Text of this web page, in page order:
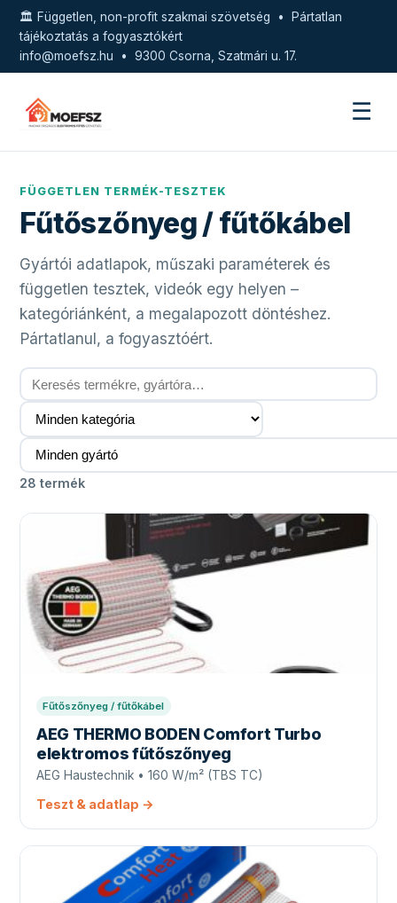
🏛️ Független, non-profit szakmai szövetség • Pártatlan
tájékoztatás a fogyasztókért
info@moefsz.hu • 9300 Csorna, Szatmári u. 17.
☰
FÜGGETLEN TERMÉK-TESZTEK
Fűtőszőnyeg / fűtőkábel
Gyártói adatlapok, műszaki paraméterek és
független tesztek, videók egy helyen –
kategóriánként, a megalapozott döntéshez.
Pártatlanul, a fogyasztóért.
28 termék
Fűtőszőnyeg / fűtőkábel
AEG THERMO BODEN Comfort Turbo
elektromos fűtőszőnyeg
AEG Haustechnik • 160 W/m² (TBS TC)
Teszt & adatlap →